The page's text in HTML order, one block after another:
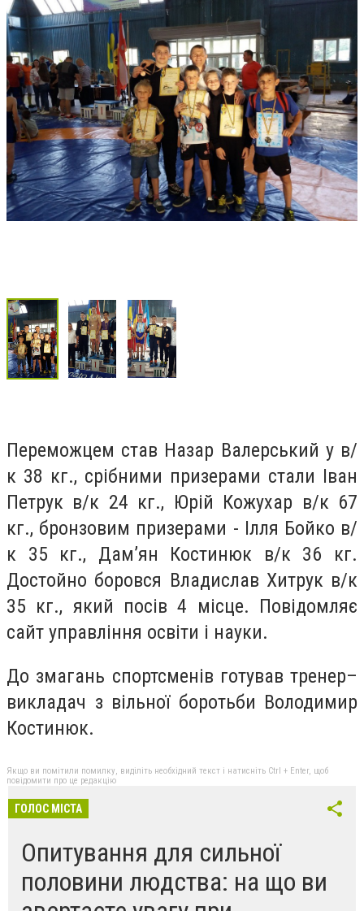
Переможцем став Назар Валерський у в/
к 38 кг., срібними призерами стали Іван
Петрук в/к 24 кг., Юрій Кожухар в/к 67
кг., бронзовим призерами - Ілля Бойко в/
к 35 кг., Дам’ян Костинюк в/к 36 кг.
Достойно боровся Владислав Хитрук в/к
35 кг., який посів 4 місце. Повідомляє
сайт управління освіти і науки.
До змагань спортсменів готував тренер–
викладач з вільної боротьби Володимир
Костинюк.
Якщо ви помітили помилку, виділіть необхідний текст і натисніть Ctrl + Enter, щоб
повідомити про це редакцію
ГОЛОС МІСТА
Опитування для сильної
половини людства: на що ви